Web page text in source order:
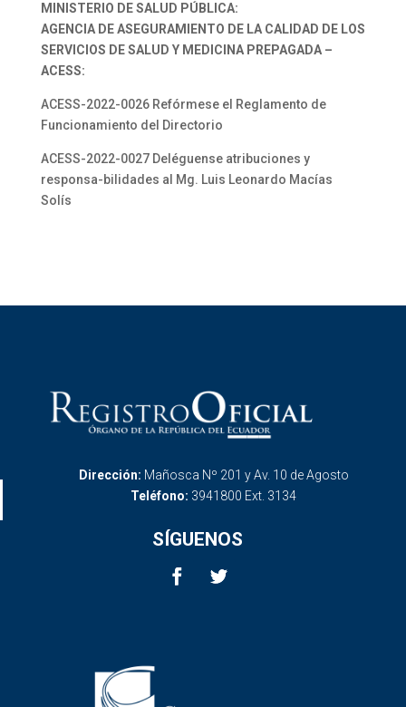
MINISTERIO DE SALUD PÚBLICA:
AGENCIA DE ASEGURAMIENTO DE LA CALIDAD DE LOS
SERVICIOS DE SALUD Y MEDICINA PREPAGADA –
ACESS:
ACESS-2022-0026 Refórmese el Reglamento de
Funcionamiento del Directorio
ACESS-2022-0027 Deléguense atribuciones y
responsa-bilidades al Mg. Luis Leonardo Macías
Solís
Dirección: Mañosca Nº 201 y Av. 10 de Agosto
Teléfono: 3941800 Ext. 3134
SÍGUENOS